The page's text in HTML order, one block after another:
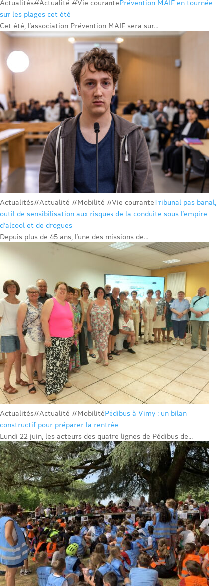
Actualités#Actualité #Vie courantePrévention MAIF en tournée
sur les plages cet été
Cet été, l’association Prévention MAIF sera sur...
Actualités#Actualité #Mobilité #Vie couranteTribunal pas banal,
outil de sensibilisation aux risques de la conduite sous l’empire
d’alcool et de drogues
Depuis plus de 45 ans, l’une des missions de...
Actualités#Actualité #MobilitéPédibus à Vimy : un bilan
constructif pour préparer la rentrée
Lundi 22 juin, les acteurs des quatre lignes de Pédibus de...